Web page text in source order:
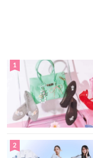
1
2